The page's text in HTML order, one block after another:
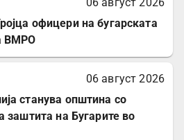
офицери на бугарската
ВМРО
06 август 2026
станува општина со
заштита на Бугарите во